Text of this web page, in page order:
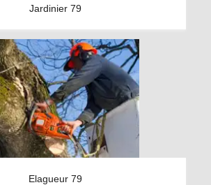
Jardinier 79
Elagueur 79